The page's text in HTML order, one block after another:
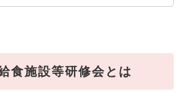
食施設等研修会とは